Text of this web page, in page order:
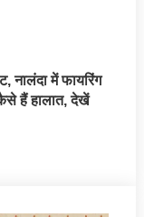
नालंदा में फायरिंग
हैं हालात, देखें